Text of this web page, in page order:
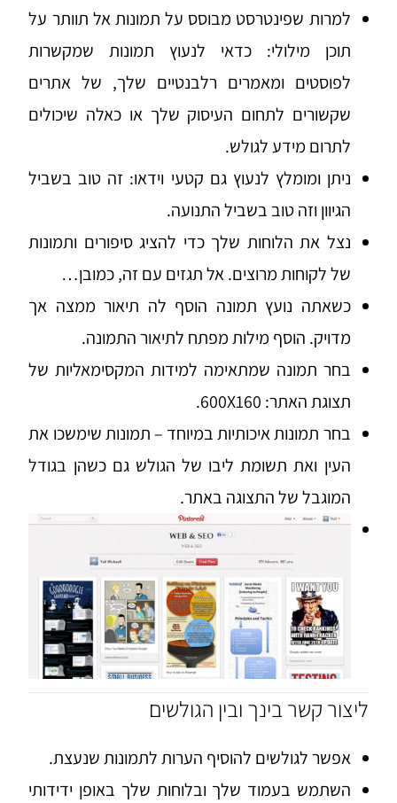
למרות שפינטרסט מבוסס על תמונות אל תוותר על
תוכן מילולי: כדאי לנעוץ תמונות שמקשרות
לפוסטים ומאמרים רלבנטיים שלך, של אתרים
שקשורים לתחום העיסוק שלך או כאלה שיכולים
לתרום מידע לגולש.
ניתן ומומלץ לנעוץ גם קטעי וידאו: זה טוב בשביל
הגיוון וזה טוב בשביל התנועה.
נצל את הלוחות שלך כדי להציג סיפורים ותמונות
של לקוחות מרוצים. אל תגזים עם זה, כמובן…
כשאתה נועץ תמונה הוסף לה תיאור ממצה אך
מדויק. הוסף מילות מפתח לתיאור התמונה.
בחר תמונה שמתאימה למידות המקסימאליות של
תצוגת האתר: 600X160.
בחר תמונות איכותיות במיוחד – תמונות שימשכו את
העין ואת תשומת ליבו של הגולש גם כשהן בגודל
המוגבל של התצוגה באתר.
ליצור קשר בינך ובין הגולשים
אפשר לגולשים להוסיף הערות לתמונות שנעצת.
השתמש בעמוד שלך ובלוחות שלך באופן ידידותי